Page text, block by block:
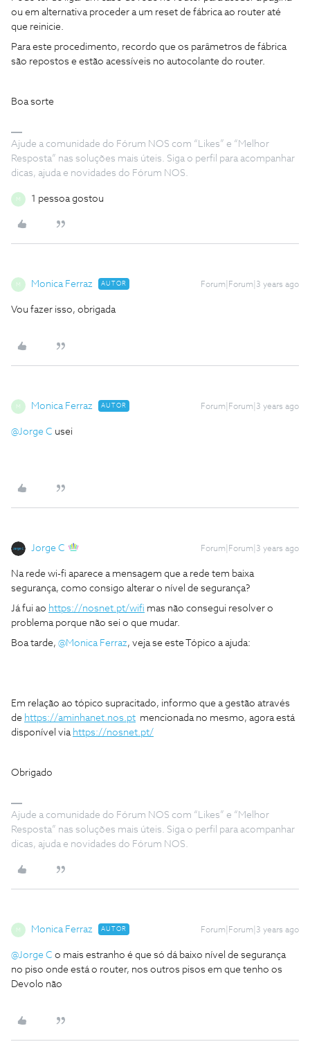
ou em alternativa proceder a um reset de fábrica ao router até
que reinicie.
Para este procedimento, recordo que os parâmetros de fábrica
são repostos e estão acessíveis no autocolante do router.
Boa sorte
Ajude a comunidade do Fórum NOS com “Likes” e “Melhor
Resposta” nas soluções mais úteis. Siga o perfil para acompanhar
dicas, ajuda e novidades do Fórum NOS.
M 1 pessoa gostou
M Monica Ferraz AUTOR Forum|Forum|3 years ago
Vou fazer isso, obrigada
M Monica Ferraz AUTOR Forum|Forum|3 years ago
@Jorge C usei
Jorge C Forum|Forum|3 years ago
Na rede wi-fi aparece a mensagem que a rede tem baixa
segurança, como consigo alterar o nível de segurança?
Já fui ao https://nosnet.pt/wifi mas não consegui resolver o
problema porque não sei o que mudar.
Boa tarde, @Monica Ferraz, veja se este Tópico a ajuda:
Em relação ao tópico supracitado, informo que a gestão através
de https://aminhanet.nos.pt mencionada no mesmo, agora está
disponível via https://nosnet.pt/
Obrigado
Ajude a comunidade do Fórum NOS com “Likes” e “Melhor
Resposta” nas soluções mais úteis. Siga o perfil para acompanhar
dicas, ajuda e novidades do Fórum NOS.
M Monica Ferraz AUTOR Forum|Forum|3 years ago
@Jorge C o mais estranho é que só dá baixo nível de segurança
no piso onde está o router, nos outros pisos em que tenho os
Devolo não